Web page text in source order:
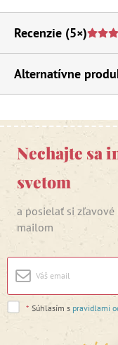
Recenzie (5×)
Alternatívne
Nechajte sa
svetom
a posielať si zľavové
mailom
* Súhlasím s pravidlami